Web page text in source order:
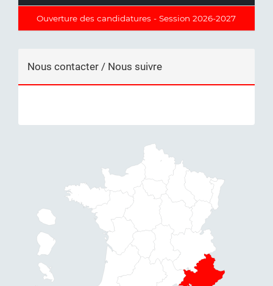
Ouverture des candidatures - Session 2026-2027
Nous contacter / Nous suivre